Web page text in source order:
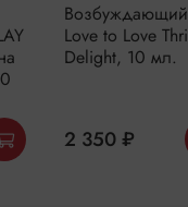
Возбуждающий
Love to Love
Delight, 10 мл.
2 350 ₽